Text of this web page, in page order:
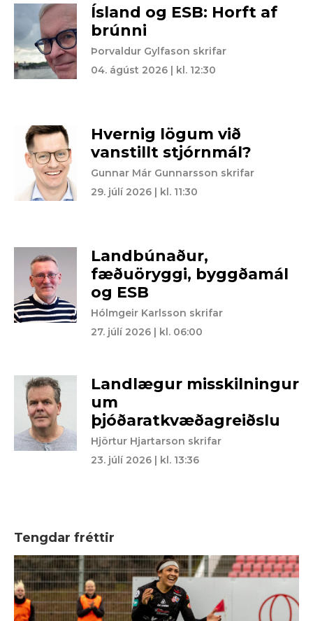
Ísland og ESB: Horft af
brúnni
Þorvaldur Gylfason skrifar
04. ágúst 2026 | kl. 12:30
Hvernig lögum við
vanstillt stjórnmál?
Gunnar Már Gunnarsson skrifar
29. júlí 2026 | kl. 11:30
Landbúnaður,
fæðuöryggi, byggðamál
og ESB
Hólmgeir Karlsson skrifar
27. júlí 2026 | kl. 06:00
Landlægur misskilningur
um
þjóðaratkvæðagreiðslu
Hjörtur Hjartarson skrifar
23. júlí 2026 | kl. 13:36
Tengdar fréttir